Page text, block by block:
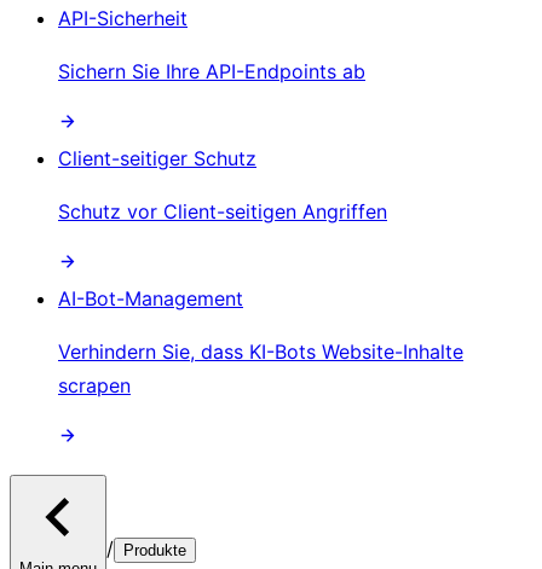
API-Sicherheit
Sichern Sie Ihre API-Endpoints ab
Client-seitiger Schutz
Schutz vor Client-seitigen Angriffen
AI-Bot-Management
Verhindern Sie, dass KI-Bots Website-Inhalte
scrapen
/ Produkte